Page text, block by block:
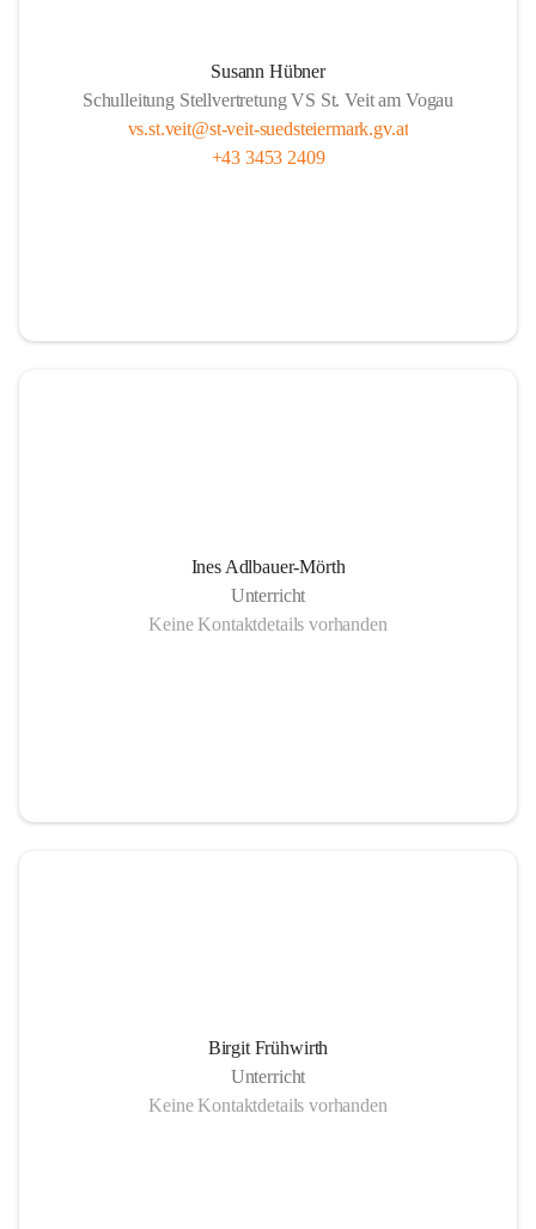
Susann Hübner
Schulleitung Stellvertretung VS St. Veit am Vogau
vs.st.veit@st-veit-suedsteiermark.gv.at
+43 3453 2409
Ines Adlbauer-Mörth
Unterricht
Keine Kontaktdetails vorhanden
Birgit Frühwirth
Unterricht
Keine Kontaktdetails vorhanden